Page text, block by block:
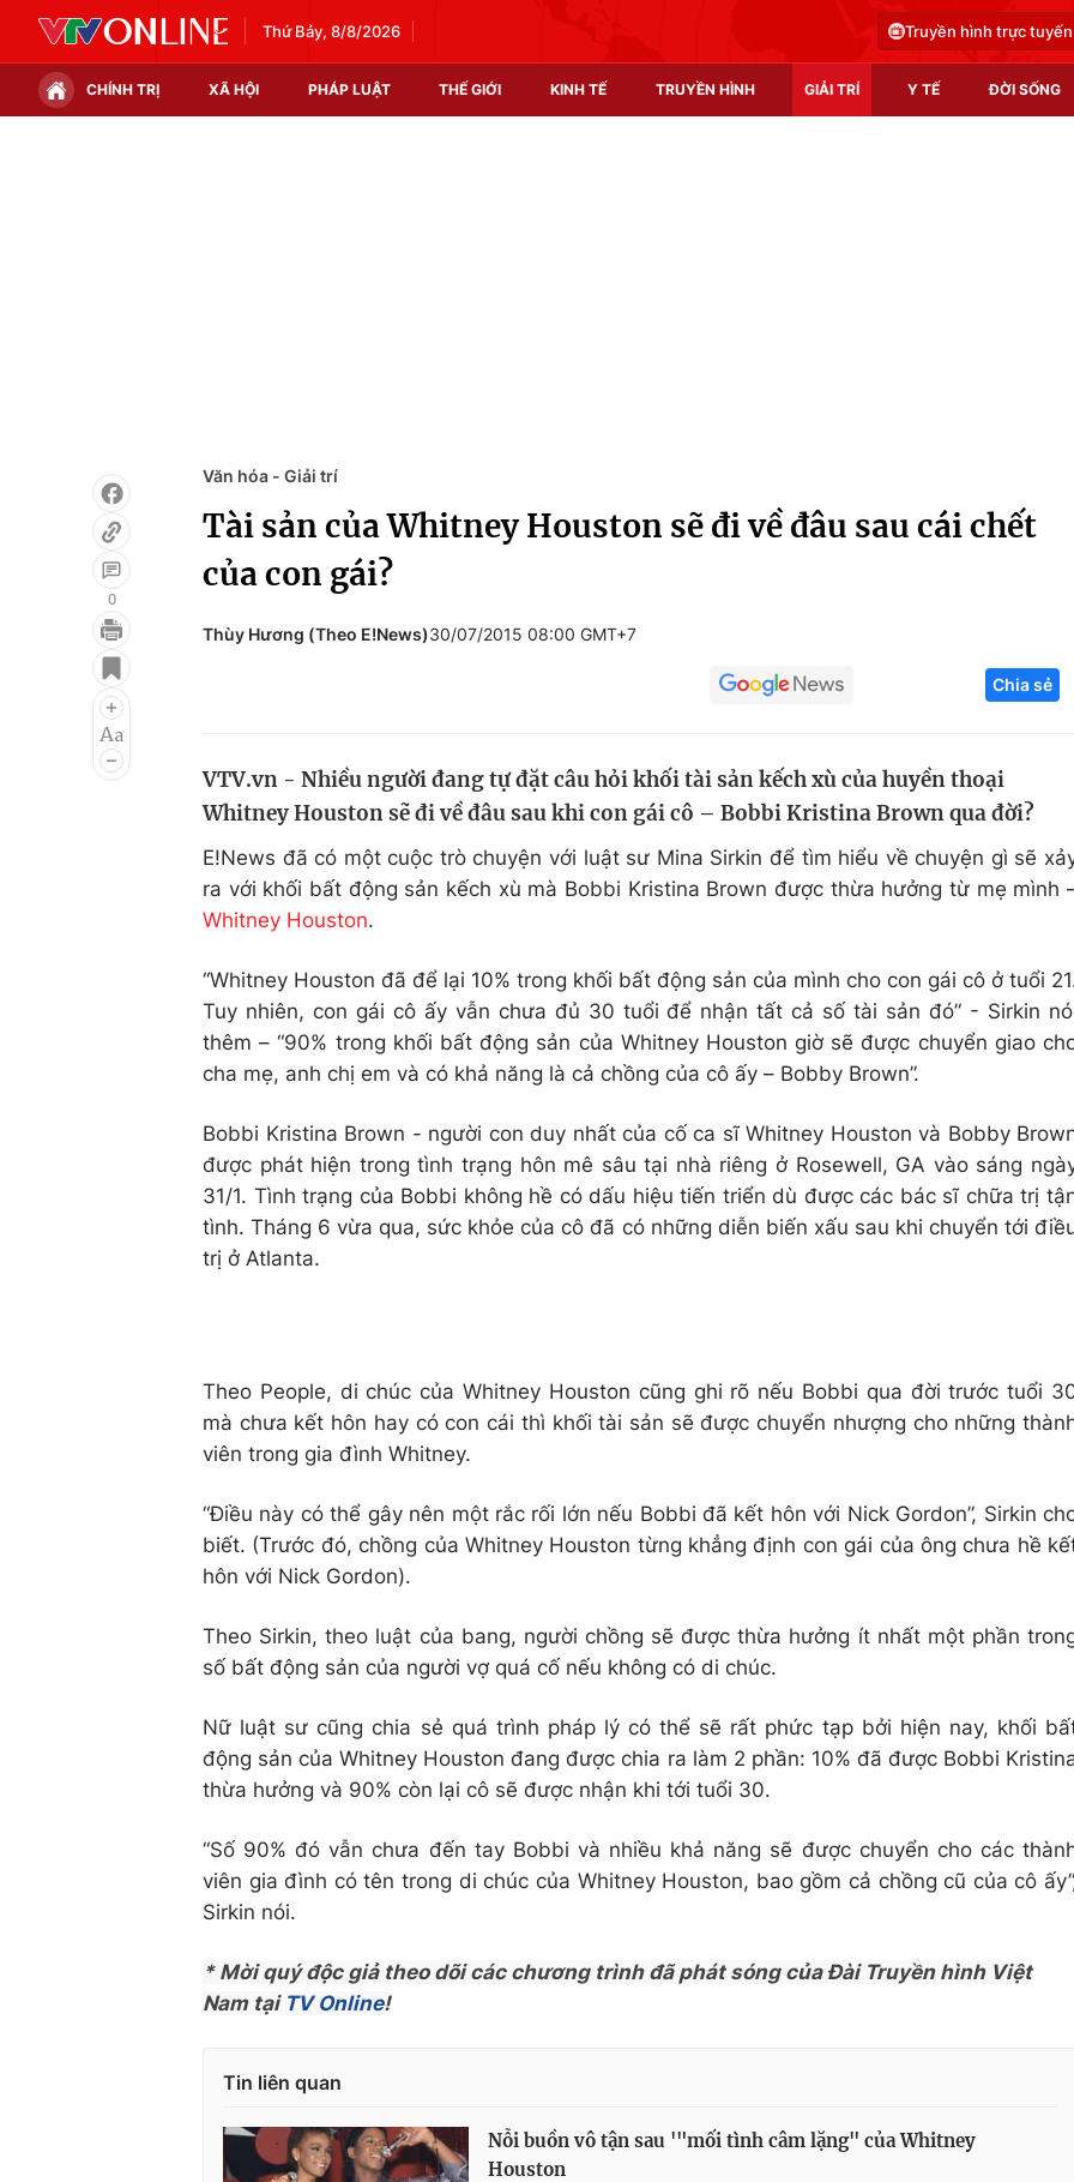
Thứ Bảy, 8/8/2026 Truyền hình trực tuyến
CHÍNH TRỊ XÃ HỘI PHÁP LUẬT THẾ GIỚI KINH TẾ TRUYỀN HÌNH GIẢI TRÍ Y TẾ ĐỜI SỐNG
Infographic
Điện ảnh
Âm nhạc
Chất lượng cuộc sống
Tuyển sinh
Hitech Công
Thị trường
0
Văn hóa - Giải trí
Tài sản của Whitney Houston sẽ đi về đâu sau cái chết
của con gái?
Thùy Hương (Theo E!News)30/07/2015 08:00 GMT+7
Chia sẻ
VTV.vn - Nhiều người đang tự đặt câu hỏi khối tài sản kếch xù của huyền thoại
Whitney Houston sẽ đi về đâu sau khi con gái cô – Bobbi Kristina Brown qua đời?
E!News đã có một cuộc trò chuyện với luật sư Mina Sirkin để tìm hiểu về chuyện gì sẽ
ra với khối bất động sản kếch xù mà Bobbi Kristina Brown được thừa hưởng từ mẹ mình
Whitney Houston.
“Whitney Houston đã để lại 10% trong khối bất động sản của mình cho con gái cô ở tuổi
Tuy nhiên, con gái cô ấy vẫn chưa đủ 30 tuổi để nhận tất cả số tài sản đó” - Sirkin
thêm – “90% trong khối bất động sản của Whitney Houston giờ sẽ được chuyển giao
cha mẹ, anh chị em và có khả năng là cả chồng của cô ấy – Bobby Brown”.
Bobbi Kristina Brown - người con duy nhất của cố ca sĩ Whitney Houston và Bobby
được phát hiện trong tình trạng hôn mê sâu tại nhà riêng ở Rosewell, GA vào sáng
31/1. Tình trạng của Bobbi không hề có dấu hiệu tiến triển dù được các bác sĩ chữa trị
tình. Tháng 6 vừa qua, sức khỏe của cô đã có những diễn biến xấu sau khi chuyển tới
trị ở Atlanta.
Theo People, di chúc của Whitney Houston cũng ghi rõ nếu Bobbi qua đời trước tuổi
mà chưa kết hôn hay có con cái thì khối tài sản sẽ được chuyển nhượng cho những
viên trong gia đình Whitney.
“Điều này có thể gây nên một rắc rối lớn nếu Bobbi đã kết hôn với Nick Gordon”, Sirkin
biết. (Trước đó, chồng của Whitney Houston từng khẳng định con gái của ông chưa hề
hôn với Nick Gordon).
Theo Sirkin, theo luật của bang, người chồng sẽ được thừa hưởng ít nhất một phần
số bất động sản của người vợ quá cố nếu không có di chúc.
Nữ luật sư cũng chia sẻ quá trình pháp lý có thể sẽ rất phức tạp bởi hiện nay, khối
động sản của Whitney Houston đang được chia ra làm 2 phần: 10% đã được Bobbi
thừa hưởng và 90% còn lại cô sẽ được nhận khi tới tuổi 30.
“Số 90% đó vẫn chưa đến tay Bobbi và nhiều khả năng sẽ được chuyển cho các
viên gia đình có tên trong di chúc của Whitney Houston, bao gồm cả chồng cũ của cô
Sirkin nói.
* Mời quý độc giả theo dõi các chương trình đã phát sóng của Đài Truyền hình Việt
Nam tại TV Online!
Tin liên quan
Nỗi buồn vô tận sau '"mối tình câm lặng" của Whitney
Houston